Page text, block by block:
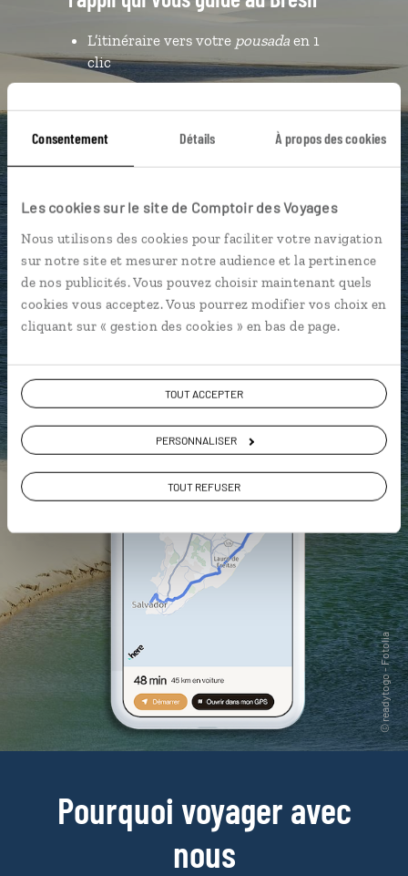
Consentement Détails À propos des cookies
Les cookies sur le site de Comptoir des Voyages
Nous utilisons des cookies pour faciliter votre navigation
sur notre site et mesurer notre audience et la pertinence
de nos publicités. Vous pouvez choisir maintenant quels
cookies vous acceptez. Vous pourrez modifier vos choix en
cliquant sur « gestion des cookies » en bas de page.
TOUT ACCEPTER
PERSONNALISER
TOUT REFUSER
L’itinéraire vers votre pousada en 1
clic
churrascarias
Les plus belles plages géolocalisées
vous-même
DÉCOUVRIR LUCIOLE
Pourquoi voyager avec
nous